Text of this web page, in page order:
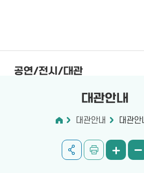
공연/전시/대관
대관안내
대관안내 대관안